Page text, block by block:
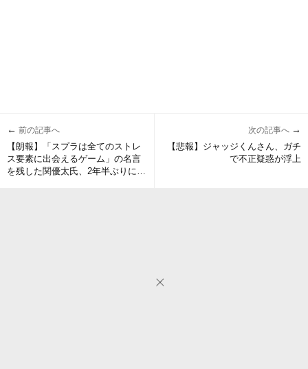
← 前の記事へ
【朗報】「スプラは全てのストレ
ス要素に出会えるゲーム」の名言
を残した関優太氏、2年半ぶりにス
次の記事へ →
【悲報】ジャッジくんさん、ガチ
で不正疑惑が浮上